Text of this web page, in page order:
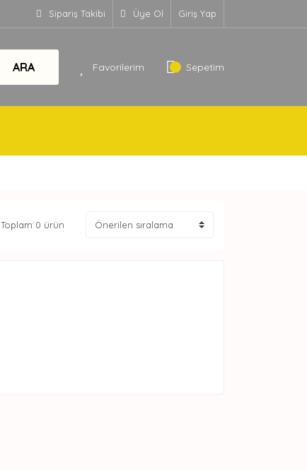
Sipariş Takibi Üye Ol Giriş Yap
ARA Favorilerim Sepetim
Toplam 0 ürün